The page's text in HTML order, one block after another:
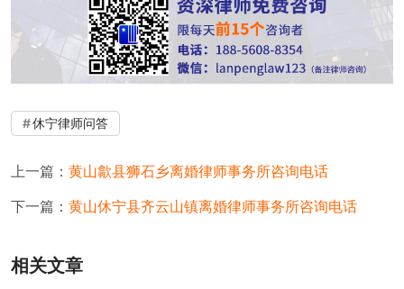
休宁律师问答
上一篇： 黄山歙县狮石乡离婚律师事务所咨询电话
下一篇： 黄山休宁县齐云山镇离婚律师事务所咨询电话
相关文章